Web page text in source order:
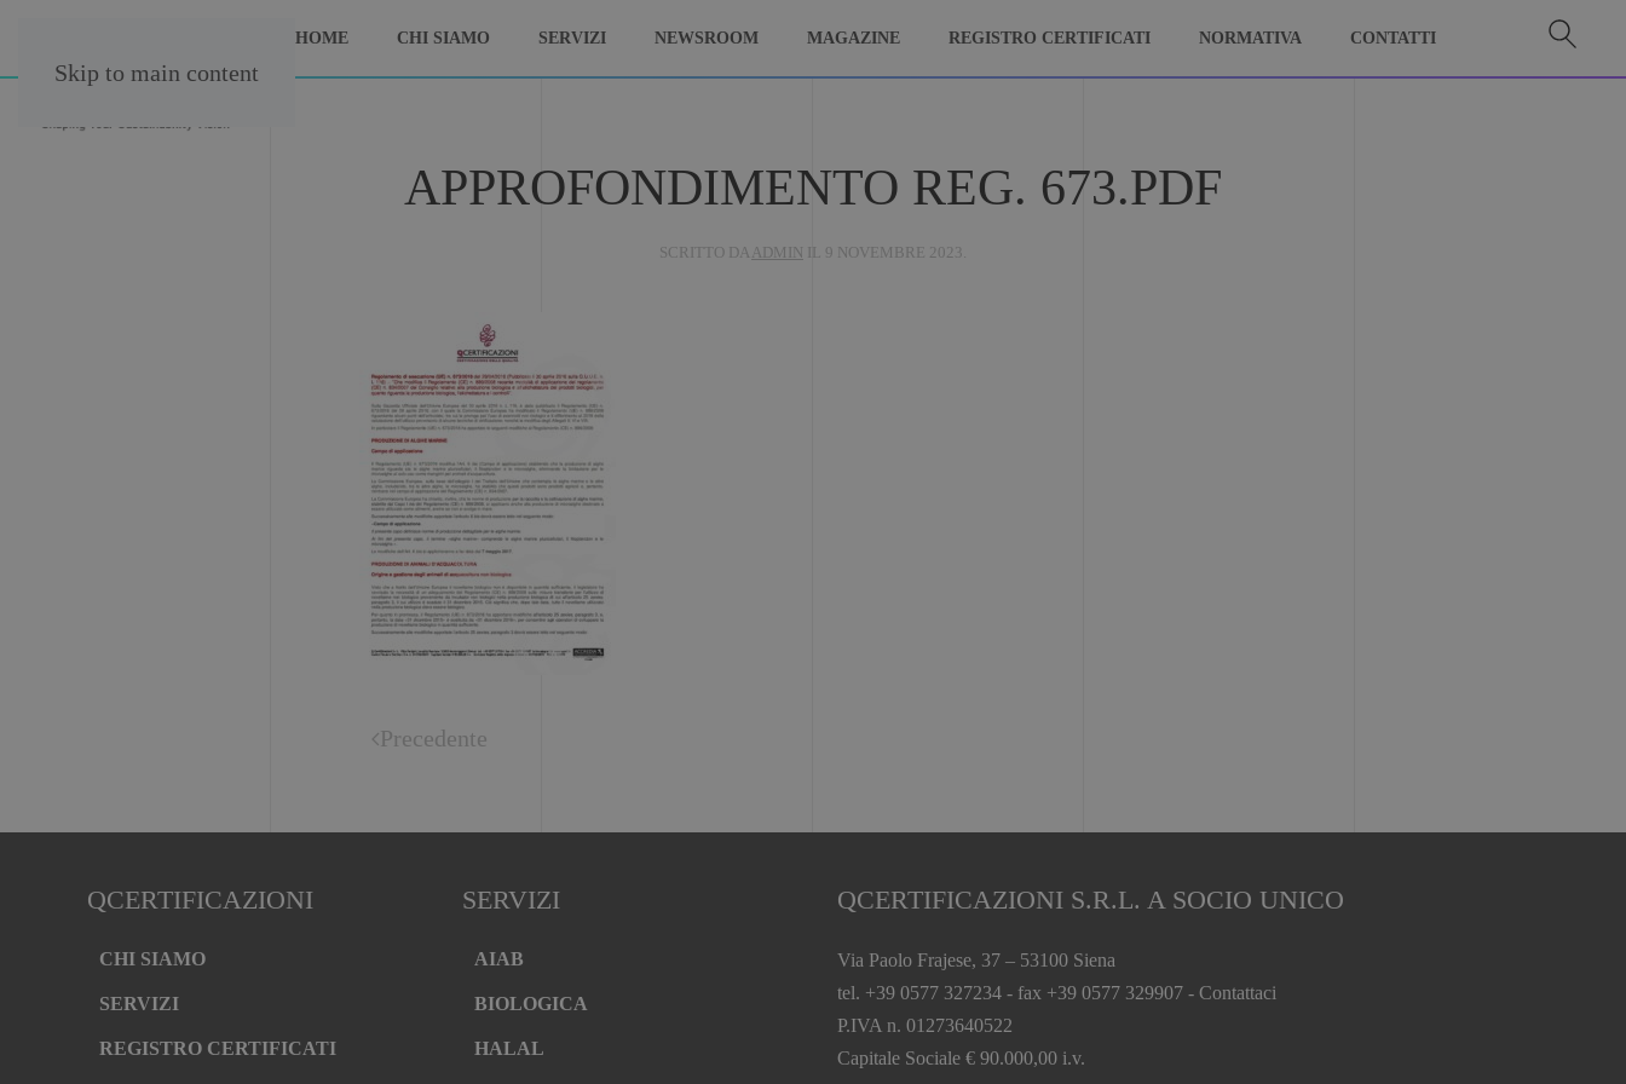
Skip to main content
HOME CHI SIAMO SERVIZI NEWSROOM MAGAZINE REGISTRO CERTIFICATI NORMATIVA CONTATTI
APPROFONDIMENTO REG. 673.PDF
SCRITTO DA ADMIN IL 9 NOVEMBRE 2023.
Precedente
QCERTIFICAZIONI
CHI SIAMO
SERVIZI
REGISTRO CERTIFICATI
SERVIZI
AIAB
BIOLOGICA
HALAL
QCERTIFICAZIONI S.R.L. A SOCIO UNICO
Via Paolo Frajese, 37 – 53100 Siena
tel. +39 0577 327234 - fax +39 0577 329907 - Contattaci
P.IVA n. 01273640522
Capitale Sociale € 90.000,00 i.v.